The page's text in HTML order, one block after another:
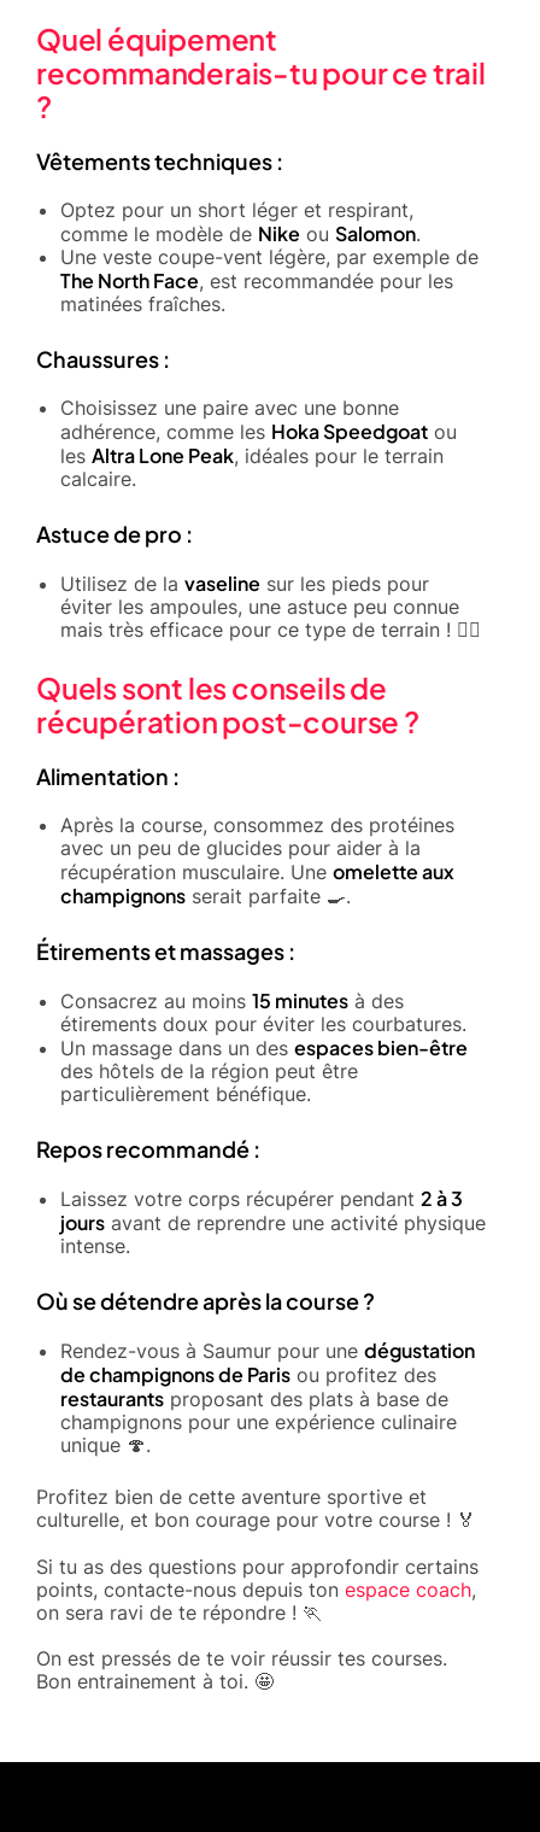
Quel équipement
recommanderais-tu pour ce trail
?
Vêtements techniques :
Optez pour un short léger et respirant,
comme le modèle de Nike ou Salomon.
Une veste coupe-vent légère, par exemple de
The North Face, est recommandée pour les
matinées fraîches.
Chaussures :
Choisissez une paire avec une bonne
adhérence, comme les Hoka Speedgoat ou
les Altra Lone Peak, idéales pour le terrain
calcaire.
Astuce de pro :
Utilisez de la vaseline sur les pieds pour
éviter les ampoules, une astuce peu connue
mais très efficace pour ce type de terrain ! 🏃‍♂️
Quels sont les conseils de
récupération post-course ?
Alimentation :
Après la course, consommez des protéines
avec un peu de glucides pour aider à la
récupération musculaire. Une omelette aux
champignons serait parfaite 🍳.
Étirements et massages :
Consacrez au moins 15 minutes à des
étirements doux pour éviter les courbatures.
Un massage dans un des espaces bien-être
des hôtels de la région peut être
particulièrement bénéfique.
Repos recommandé :
Laissez votre corps récupérer pendant 2 à 3
jours avant de reprendre une activité physique
intense.
Où se détendre après la course ?
Rendez-vous à Saumur pour une dégustation
de champignons de Paris ou profitez des
restaurants proposant des plats à base de
champignons pour une expérience culinaire
unique 🍄.
Profitez bien de cette aventure sportive et
culturelle, et bon courage pour votre course ! 🏅
Si tu as des questions pour approfondir certains
points, contacte-nous depuis ton espace coach,
on sera ravi de te répondre ! 🏃
On est pressés de te voir réussir tes courses.
Bon entrainement à toi. 🤩